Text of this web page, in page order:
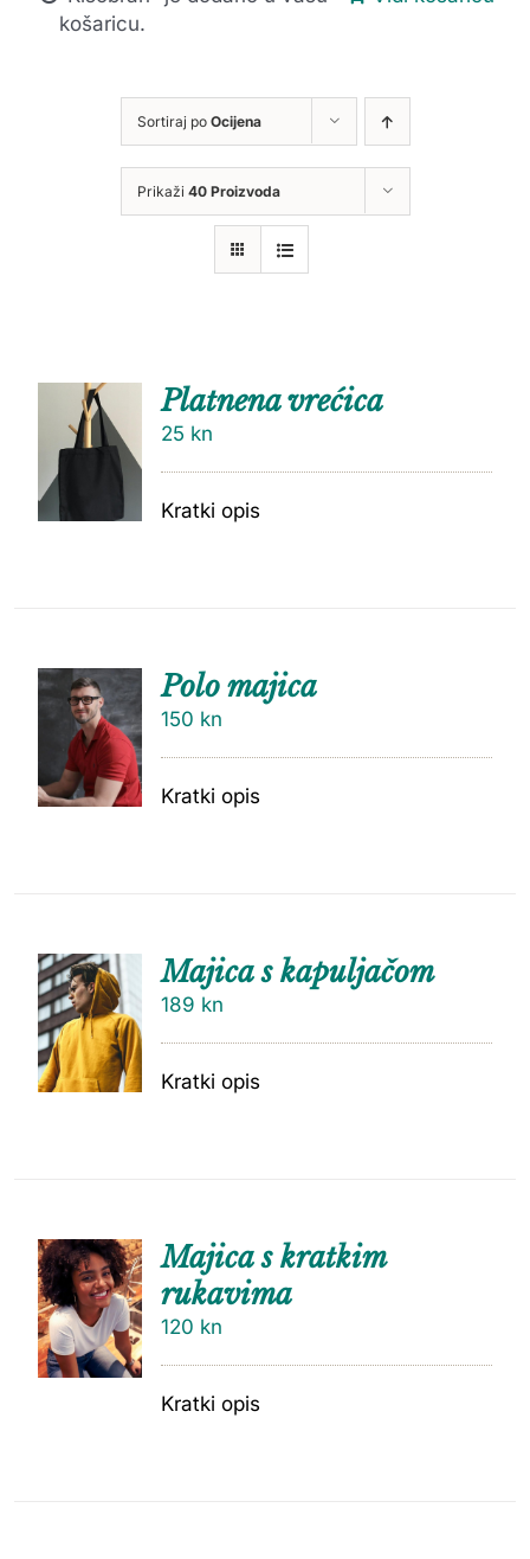
košaricu.
Sortiraj po Ocijena
Prikaži 40 Proizvoda
DODAJ
Platnena vrećica
25 kn
Kratki opis
DODAJ
U
KOŠARI
Polo majica
150 kn
Kratki opis
U
KOŠARI
Majica s kapuljačom
189 kn
Kratki opis
DODAJ
U
CU
Majica s kratkim
rukavima
120 kn
Kratki opis